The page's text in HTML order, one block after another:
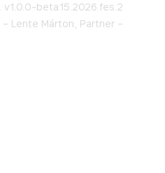
v1.0.0-beta.15.2026.fes.2
Lente Márton, Partner –